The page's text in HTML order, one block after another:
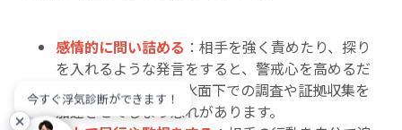
感情的に問い詰める ：相手を強く責めたり、探り
を入れるような発言をすると、警戒心を高めるだ
けです。結果として水面下での調査や証拠収集を
加速させてしまう恐れがあります。
今すぐ浮気診断ができます！